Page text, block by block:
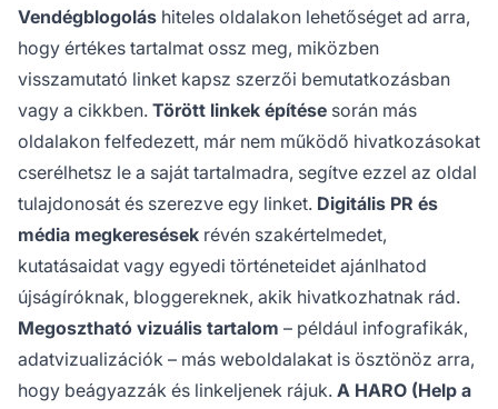
Vendégblogolás hiteles oldalakon lehetőséget ad arra,
hogy értékes tartalmat ossz meg, miközben
visszamutató linket kapsz szerzői bemutatkozásban
vagy a cikkben. Törött linkek építése során más
oldalakon felfedezett, már nem működő hivatkozásokat
cserélhetsz le a saját tartalmadra, segítve ezzel az oldal
tulajdonosát és szerezve egy linket. Digitális PR és
média megkeresések révén szakértelmedet,
kutatásaidat vagy egyedi történeteidet ajánlhatod
újságíróknak, bloggereknek, akik hivatkozhatnak rád.
Megosztható vizuális tartalom – például infografikák,
adatvizualizációk – más weboldalakat is ösztönöz arra,
hogy beágyazzák és linkeljenek rájuk. A HARO (Help a